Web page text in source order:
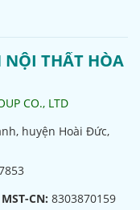
NỘI THẤT HÒA
CO., LTD
huyện Hoài Đức,
MST-CN: 8303870159